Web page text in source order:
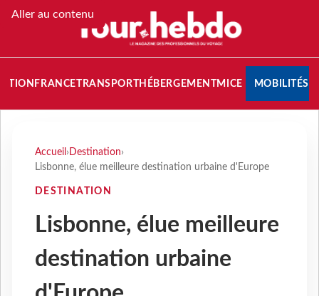
Aller au contenu
FRANCETRANSPORT HÉBERGEMENTMICE MOBILITÉS
Accueil › Destination›
Lisbonne, élue meilleure destination urbaine d'Europe
DESTINATION
Lisbonne, élue meilleure
destination urbaine